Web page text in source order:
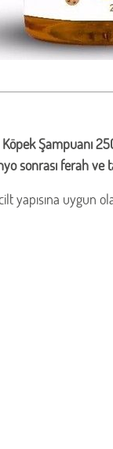
Şampuanı
sonrası ferah
yapısına uygun